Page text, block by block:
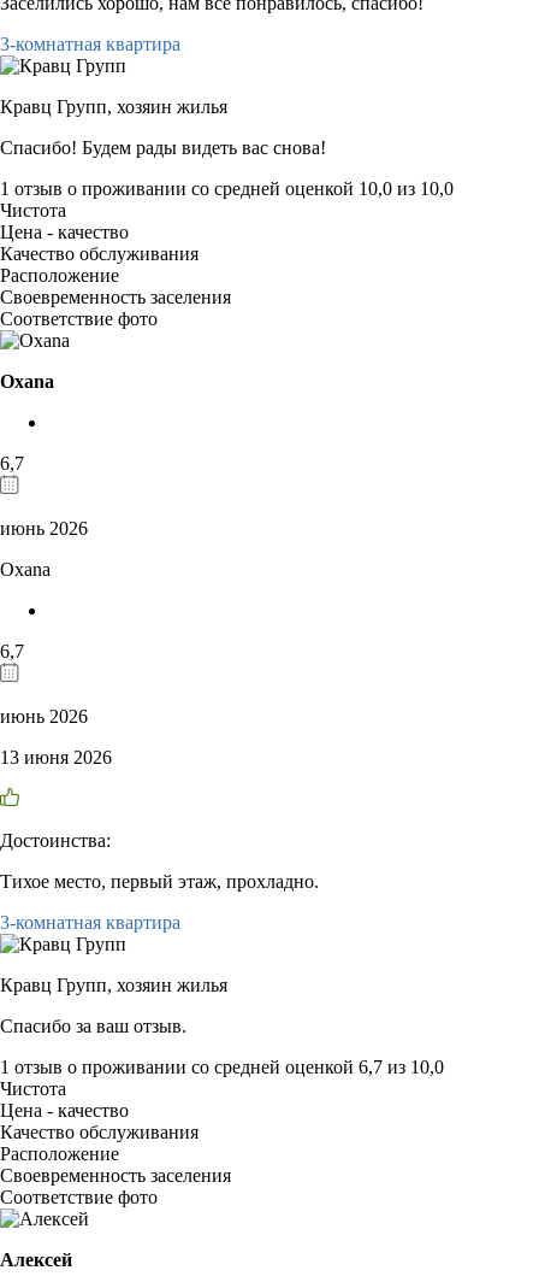
3-комнатная квартира
Кравц Групп, хозяин жилья
Спасибо! Будем рады видеть вас снова!
1 отзыв о проживании со средней оценкой 10,0 из 10,0
Чистота
Цена - качество
Качество обслуживания
Расположение
Своевременность заселения
Соответствие фото
Oxana
6,7
июнь 2026
Oxana
6,7
июнь 2026
13 июня 2026
Достоинства:
Тихое место, первый этаж, прохладно.
3-комнатная квартира
Кравц Групп, хозяин жилья
Спасибо за ваш отзыв.
1 отзыв о проживании со средней оценкой 6,7 из 10,0
Чистота
Цена - качество
Качество обслуживания
Расположение
Своевременность заселения
Соответствие фото
Алексей